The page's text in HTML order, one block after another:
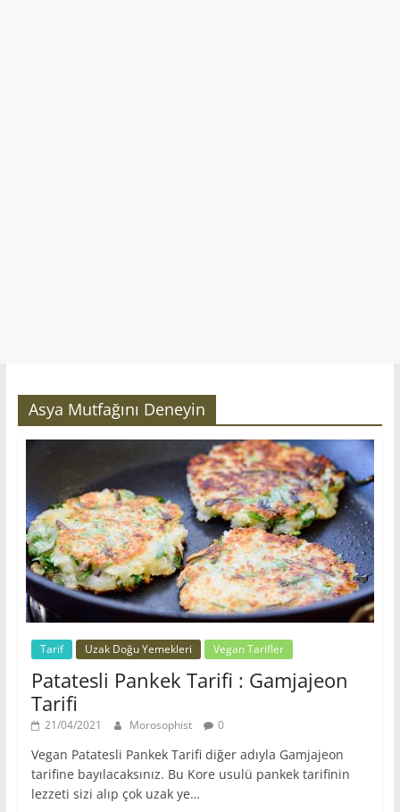
Asya Mutfağını Deneyin
Tarif Uzak Doğu Yemekleri Vegan Tarifler
Patatesli Pankek Tarifi : Gamjajeon
Tarifi
21/04/2021 Morosophist 0
Vegan Patatesli Pankek Tarifi diğer adıyla Gamjajeon
tarifine bayılacaksınız. Bu Kore usulü pankek tarifinin
lezzeti sizi alıp çok uzak ye…